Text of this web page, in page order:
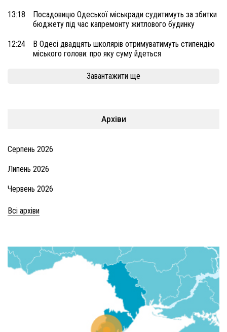
13:18
Посадовицю Одеської міськради судитимуть за збитки
бюджету під час капремонту житлового будинку
12:24
В Одесі двадцять школярів отримуватимуть стипендію
міського голови: про яку суму йдеться
Завантажити ще
Архіви
Серпень 2026
Липень 2026
Червень 2026
Всі архіви